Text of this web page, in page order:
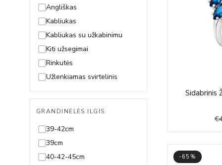
Rodolitas
Rubinas
Safyras
Smaragdas
Špinelis
Sultanitas
Swarovski
Topazas
Turkis
Turmalinas
18,5cm
18cm
19-21cm
19-22cm
19-23cm
19,5cm
19cm
20,5-23,5cm
20,5cm
20cm
Angliškas
Kabliukas
Kabliukas su užkabinimu
Kiti užsegimai
Rinkutės
Užlenkiamas svirtelinis
GRANDINĖLĖS ILGIS
39-42cm
39cm
40-42-45cm
Sidabrinis
€
-65%